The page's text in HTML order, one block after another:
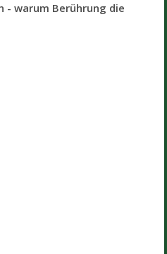
- warum Berührung die